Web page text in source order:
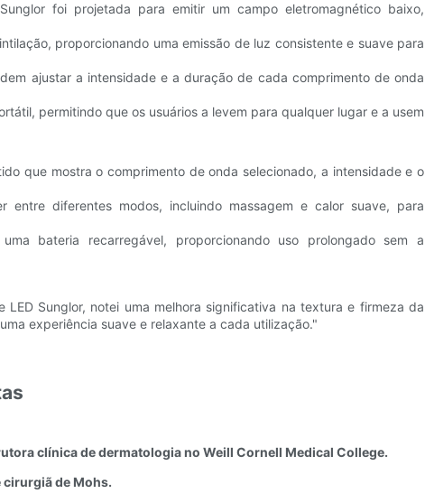
foi projetada para emitir um campo eletromagnético baixo,
proporcionando uma emissão de luz consistente e suave para
ajustar a intensidade e a duração de cada comprimento de onda
permitindo que os usuários a levem para qualquer lugar e a usem
que mostra o comprimento de onda selecionado, a intensidade e o
entre diferentes modos, incluindo massagem e calor suave, para
bateria recarregável, proporcionando uso prolongado sem a
Sunglor, notei uma melhora significativa na textura e firmeza da
experiência suave e relaxante a cada utilização."
clínica de dermatologia no Weill Cornell Medical College.
de Mohs.